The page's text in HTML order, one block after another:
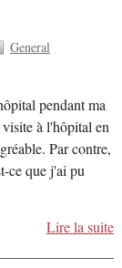
General
pendant ma
à l'hôpital en
Par contre,
ce que j'ai pu
Lire la suite